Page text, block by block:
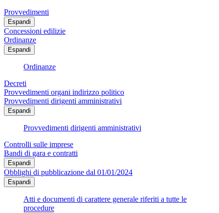
Provvedimenti
Espandi
Concessioni edilizie
Ordinanze
Espandi
Ordinanze
Decreti
Provvedimenti organi indirizzo politico
Provvedimenti dirigenti amministrativi
Espandi
Provvedimenti dirigenti amministrativi
Controlli sulle imprese
Bandi di gara e contratti
Espandi
Obblighi di pubblicazione dal 01/01/2024
Espandi
Atti e documenti di carattere generale riferiti a tutte le
procedure